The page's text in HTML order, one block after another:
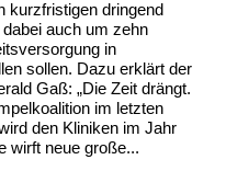
kurzfristigen dringend
auch um zehn
in
sollen. Dazu erklärt der
Gaß: „Die Zeit drängt.
im letzten
den Kliniken im Jahr
wirft neue große...